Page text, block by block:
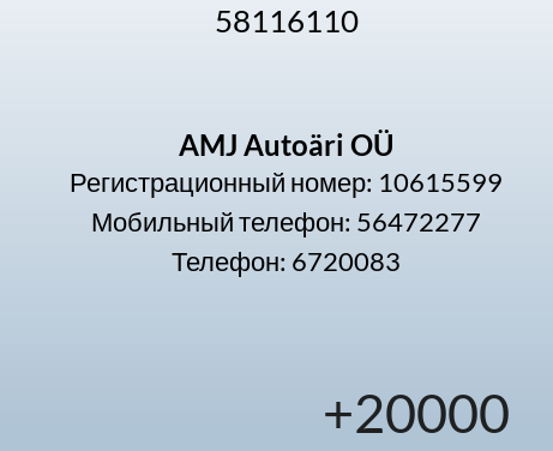
58116110
AMJ Autoäri OÜ
Регистрационный номер: 10615599
Мобильный телефон: 56472277
Телефон: 6720083
+20000